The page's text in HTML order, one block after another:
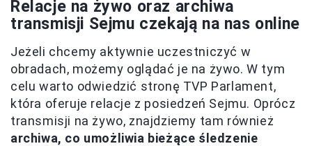
Relacje na żywo oraz archiwa
transmisji Sejmu czekają na nas online
Jeżeli chcemy aktywnie uczestniczyć w
obradach, możemy oglądać je na żywo. W tym
celu warto odwiedzić stronę TVP Parlament,
która oferuje relacje z posiedzeń Sejmu. Oprócz
transmisji na żywo, znajdziemy tam również
archiwa, co umożliwia bieżące śledzenie